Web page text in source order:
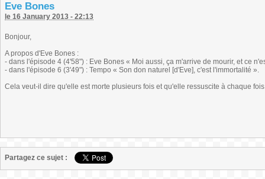
Eve Bones
le 16 January 2013 - 22:13
Bonjour,
A propos d'Eve Bones :
- dans l'épisode 4 (4'58") : Eve Bones « Moi aussi, ça m'arrive de mourir, et ce
- dans l'épisode 6 (3'49") : Tempo « Son don naturel [d'Eve], c'est l'immortalité ».
Cela veut-il dire qu'elle est morte plusieurs fois et qu'elle ressuscite à chaque
Partagez ce sujet :